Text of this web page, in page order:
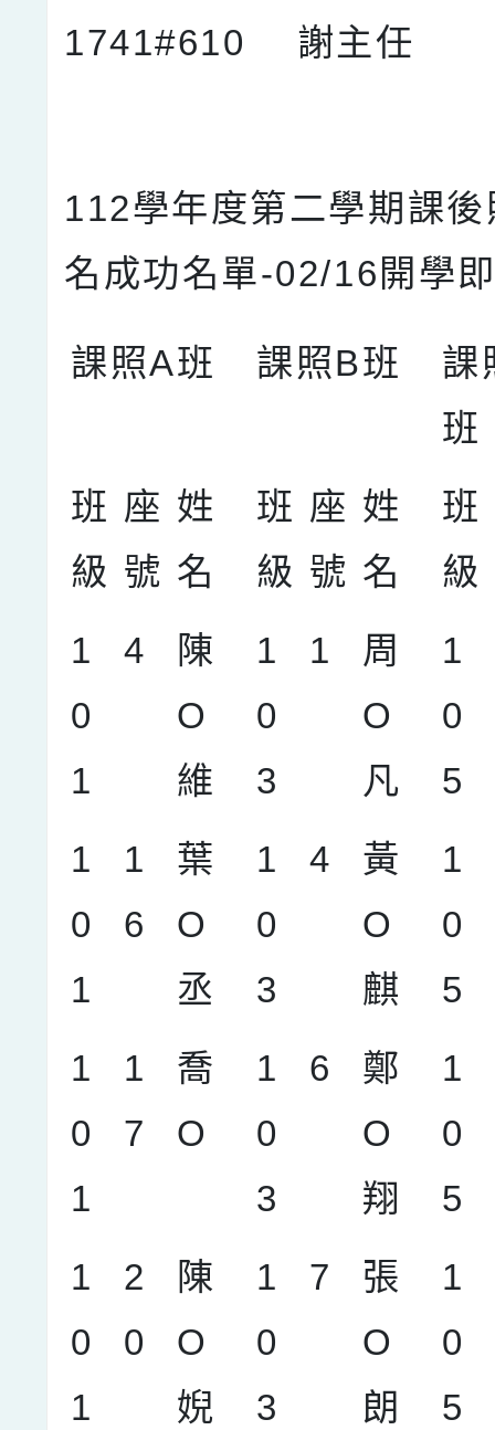
1741#610 謝主任
112學年度第二學期課
名成功名單-02/16開學
課照A班 課照B班
課
班
班
級
座
號
姓
名
班
級
座
號
姓
名
班
級
1
0
1
4
陳
O
維
1
0
3
1
周
O
凡
1
0
5
1
0
1
1
6
葉
O
丞
1
0
3
4
黃
O
麒
1
0
5
1
0
1
1
7
喬
O
1
0
3
6
鄭
O
翔
1
0
5
1
0
1
2
0
陳
O
婗
1
0
3
7
張
O
朗
1
0
5